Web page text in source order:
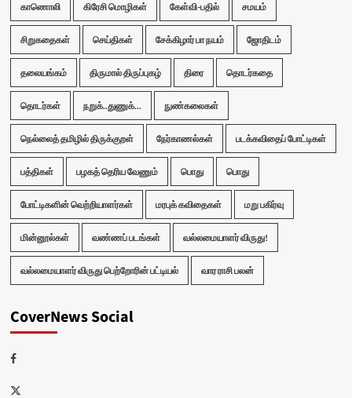
காணொலி கிரேசி மொழிகள் கேள்வி-பதில் சமயம்
சிறுகதைகள் செய்திகள் சேக்கிழார் பா நயம் ஜோதிடம்
தலையங்கம் திருமால் திருப்புகழ் திரை தொடர்கதை
தொடர்கள் நறுக்..துணுக்... நுண்கலைகள்
நெல்லைத் தமிழில் திருக்குறள் நேர்காணல்கள் படக்கவிதைப் போட்டிகள்
பத்திகள் பழகத் தெரிய வேணும் பொது பொது
போட்டிகளின் வெற்றியாளர்கள் மரபுக் கவிதைகள் மறு பகிர்வு
மின்னூல்கள் வண்ணப் படங்கள் வல்லமையாளர் விருது!
வல்லமையாளர் விருது பெற்றோரின் பட்டியல் வார ராசி பலன்
CoverNews Social
Facebook
Twitter